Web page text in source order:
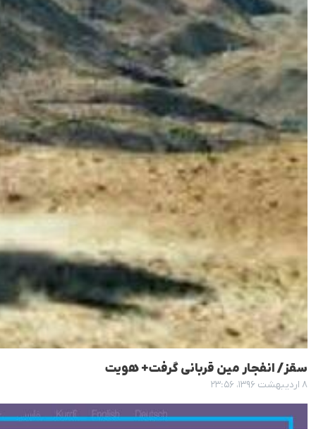
سقز/ انفجار مین قربانی گرفت+ هویت
۸ اردیبهشت ۱۳۹۶، ۲۳:۵۶